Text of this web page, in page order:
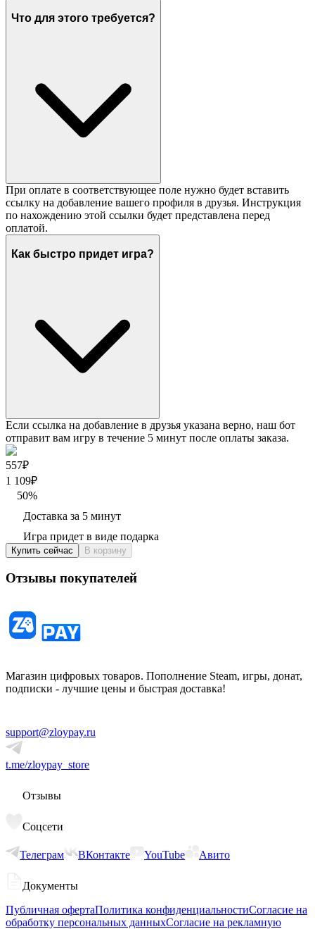
Что для этого требуется?
При оплате в соответствующее поле нужно будет вставить
ссылку на добавление вашего профиля в друзья. Инструкция
по нахождению этой ссылки будет представлена перед
оплатой.
Как быстро придет игра?
Если ссылка на добавление в друзья указана верно, наш бот
отправит вам игру в течение 5 минут после оплаты заказа.
557₽
1 109₽
50%
Доставка за 5 минут
Игра придет в виде подарка
Купить сейчас В корзину
Отзывы покупателей
Магазин цифровых товаров. Пополнение Steam, игры, донат,
подписки - лучшие цены и быстрая доставка!
support@zloypay.ru
t.me/zloypay_store
Отзывы
Соцсети
Телеграм ВКонтакте YouTube Авито
Документы
Публичная офертаПолитика конфиденциальностиСогласие на
обработку персональных данныхСогласие на рекламную